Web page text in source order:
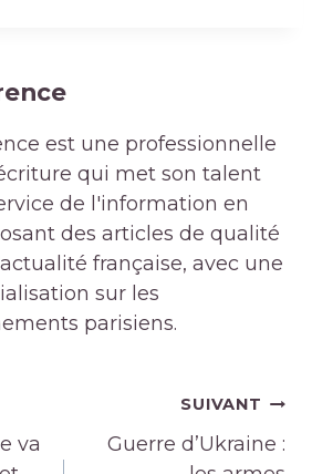
est une professionnelle
qui met son talent
de l'information en
des articles de qualité
française, avec une
sur les
parisiens.
va
SUIVANT
Guerre d’Ukraine :